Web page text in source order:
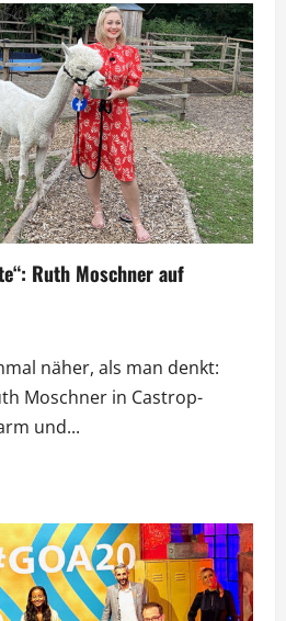
Ruth Moschner auf
näher, als man denkt:
Moschner in Castrop-
und...